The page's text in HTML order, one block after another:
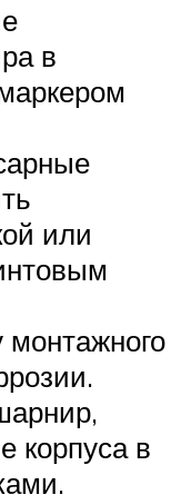
в
или
монтажного
корпуса в